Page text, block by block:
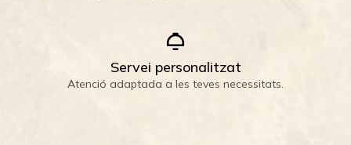
Servei personalitzat
Atenció adaptada a les teves necessitats.